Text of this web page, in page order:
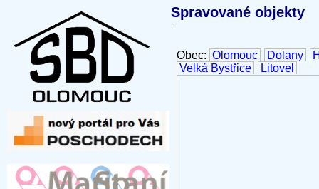
Spravované objekty
Obec: Olomouc Dolany
Velká Bystřice
Litovel